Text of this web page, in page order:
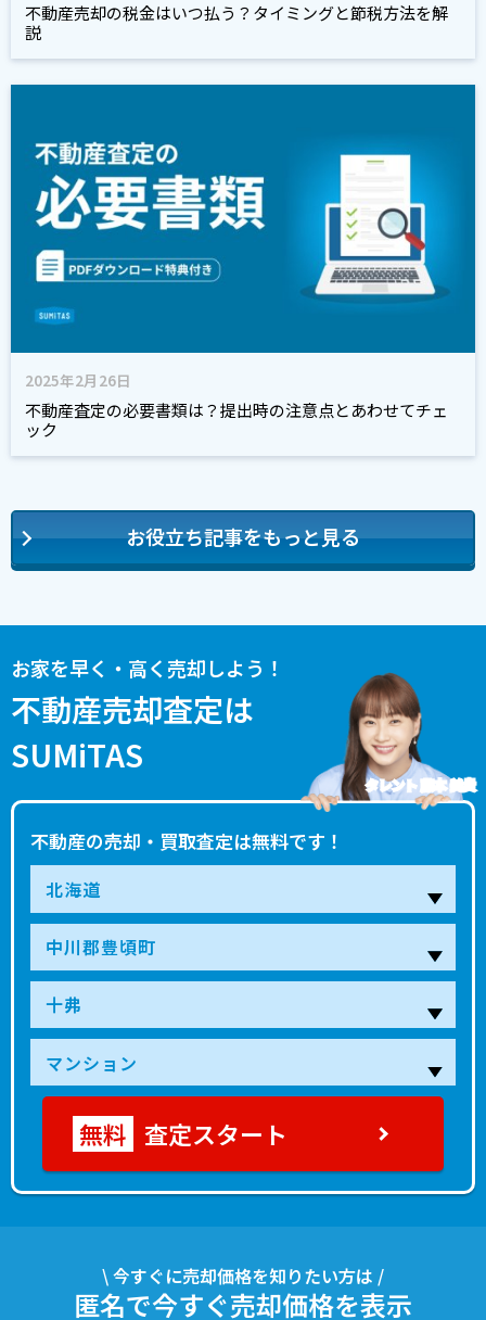
不動産売却の税金はいつ払う？タイミングと節税方法を解
説
2025年2月26日
不動産査定の必要書類は？提出時の注意点とあわせてチェ
ック
お役立ち記事をもっと見る
お家を早く・高く売却しよう！
不動産売却査定は
SUMiTAS
不動産の売却・買取査定は無料です！
タレント 藤本 美貴
査定スタート
\ 今すぐに売却価格を知りたい方は /
匿名で今すぐ売却価格を表示